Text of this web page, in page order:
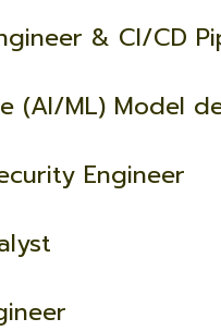
& CI/CD
(AI/ML) Model
Engineer